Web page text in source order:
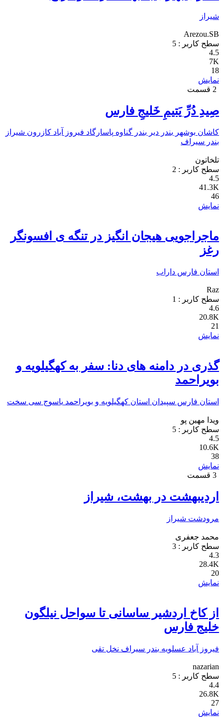
شیراز
Arezou.SB
سطح کاربر : 5
4.5
7K
18
نمایش
2 قسمت
صِیدِ دُرِّ یَتیمِ خَلیجِ فارس
کاشان بوشهر بندر دیر بندر گناوه پاسارگاد فیروز آباد کازرون شیراز
بندر سیراف
تلخاتون
سطح کاربر : 2
4.5
41.3K
46
نمایش
ماجراجویی هیجان انگیز در تنگه ی افسونگر
رغز
استان فارس داراب
Raz
سطح کاربر : 1
4.6
20.8K
21
نمایش
گذری در دامنه‏ های دنا: سفر به کهگیلویه و
بویراحمد
استان فارس سپیدان استان کهگیلویه و بویراحمد یاسوج سی سخت
ویدا مهین پو
سطح کاربر : 5
4.5
10.6K
38
نمایش
3 قسمت
اردیبهشت در بهشت، شیراز
مرودشت شیراز
محمد جعفری
سطح کاربر : 3
4.3
28.4K
20
نمایش
از کاخ اردشیر ساسانی تا سواحل نیلگون
خلیج فارس
فیروز آباد عسلویه بندر سیراف نخل تقی
nazarian
سطح کاربر : 5
4.4
26.8K
27
نمایش